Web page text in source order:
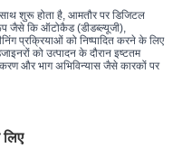
शुरू होता है, आमतौर पर डिजिटल
जैसे कि ऑटोकैड (डीडब्ल्यूजी),
प्रक्रियाओं को निष्पादित करने के लिए
को उत्पादन के दौरान इष्टतम
और भाग अभिविन्यास जैसे कारकों पर